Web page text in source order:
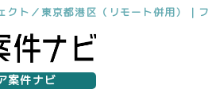
クト／東京都港区（リモート併用）｜
案件ナビ